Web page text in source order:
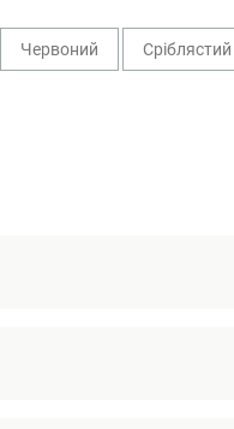
Червоний Сріблястий